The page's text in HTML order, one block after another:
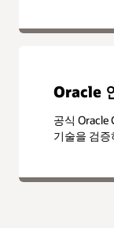
Oracle
공식 Oracle
기술을 검